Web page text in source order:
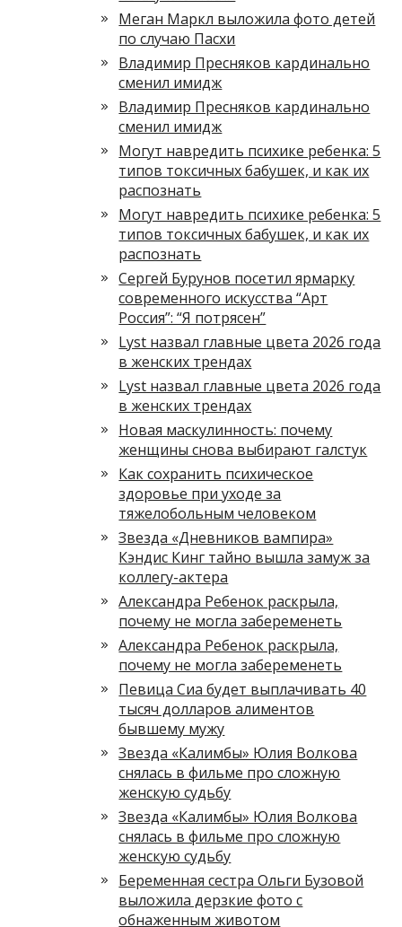
Меган Маркл выложила фото детей
по случаю Пасхи
Владимир Пресняков кардинально
сменил имидж
Владимир Пресняков кардинально
сменил имидж
Могут навредить психике ребенка: 5
типов токсичных бабушек, и как их
распознать
Могут навредить психике ребенка: 5
типов токсичных бабушек, и как их
распознать
Сергей Бурунов посетил ярмарку
современного искусства “Арт
Россия”: “Я потрясен”
Lyst назвал главные цвета 2026 года
в женских трендах
Lyst назвал главные цвета 2026 года
в женских трендах
Новая маскулинность: почему
женщины снова выбирают галстук
Как сохранить психическое
здоровье при уходе за
тяжелобольным человеком
Звезда «Дневников вампира»
Кэндис Кинг тайно вышла замуж за
коллегу-актера
Александра Ребенок раскрыла,
почему не могла забеременеть
Александра Ребенок раскрыла,
почему не могла забеременеть
Певица Сиа будет выплачивать 40
тысяч долларов алиментов
бывшему мужу
Звезда «Калимбы» Юлия Волкова
снялась в фильме про сложную
женскую судьбу
Звезда «Калимбы» Юлия Волкова
снялась в фильме про сложную
женскую судьбу
Беременная сестра Ольги Бузовой
выложила дерзкие фото с
обнаженным животом